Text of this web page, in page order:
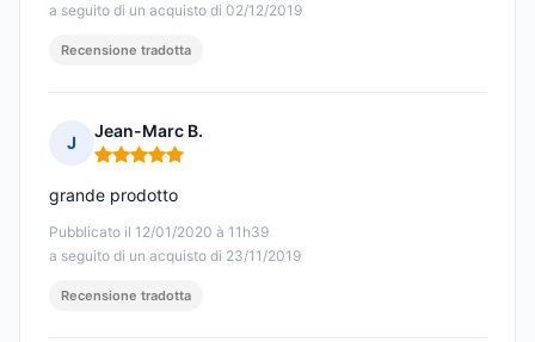
a seguito di un acquisto di 02/12/2019
Recensione tradotta
J
Jean-Marc B.
Nota: 5 su 5
Pubblicato il 12/01/2020 à 11h39
a seguito di un acquisto di 23/11/2019
grande prodotto
Recensione tradotta